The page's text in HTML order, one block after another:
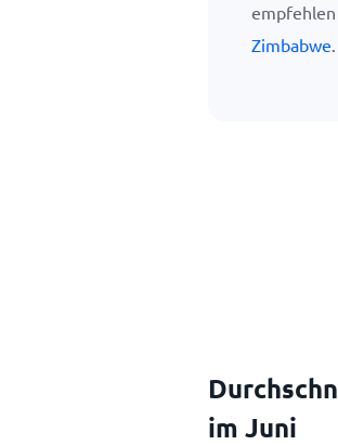
Zimbabwe.
im Juni